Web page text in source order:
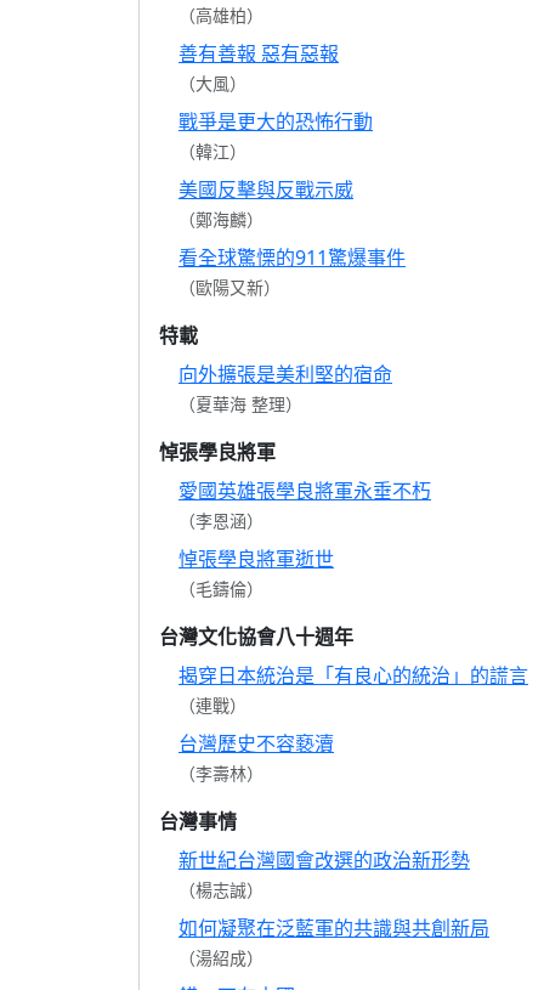
（高雄柏）
善有善報 惡有惡報
（大風）
戰爭是更大的恐怖行動
（韓江）
美國反擊與反戰示威
（鄭海麟）
看全球驚慄的911驚爆事件
（歐陽又新）
特載
向外擴張是美利堅的宿命
（夏華海 整理）
悼張學良將軍
愛國英雄張學良將軍永垂不朽
（李恩涵）
悼張學良將軍逝世
（毛鑄倫）
台灣文化協會八十週年
揭穿日本統治是「有良心的統治」的謊言
（連戰）
台灣歷史不容褻瀆
（李壽林）
台灣事情
新世紀台灣國會改選的政治新形勢
（楊志誠）
如何凝聚在泛藍軍的共識與共創新局
（湯紹成）